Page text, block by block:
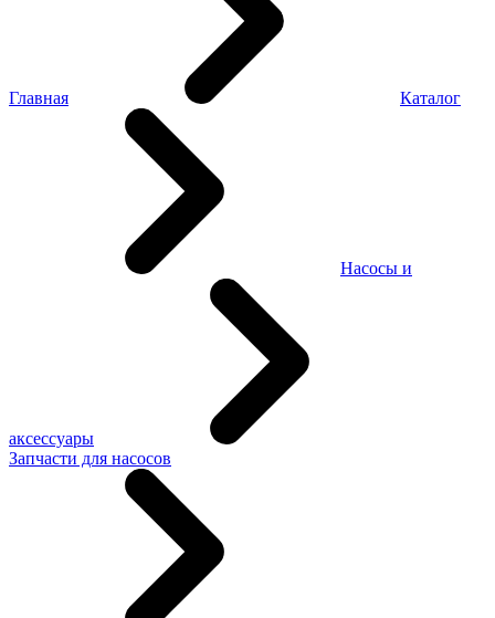
Главная Каталог
Насосы и
аксессуары
Запчасти для насосов